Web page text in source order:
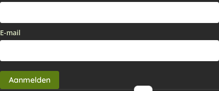
E-mail
Aanmelden